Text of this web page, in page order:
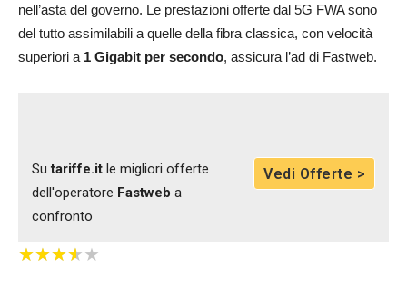
nell’asta del governo. Le prestazioni offerte dal 5G FWA sono
del tutto assimilabili a quelle della fibra classica, con velocità
superiori a 1 Gigabit per secondo, assicura l’ad di Fastweb.
Sutariffe.it le migliori offerte
dell'operatore Fastweb a
confronto
Vedi Offerte >
★★★★★
★★★★★